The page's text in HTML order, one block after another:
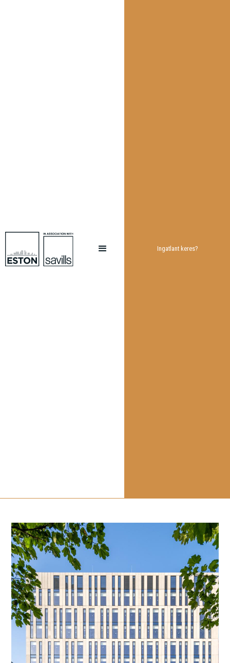
Ingatlant keres?